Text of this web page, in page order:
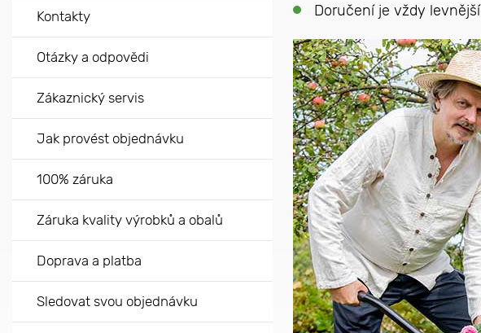
Kontakty
Otázky a odpovědi
Zákaznický servis
Jak provést objednávku
100% záruka
Záruka kvality výrobků a obalů
Doprava a platba
Sledovat svou objednávku
Doručení je vždy levnější